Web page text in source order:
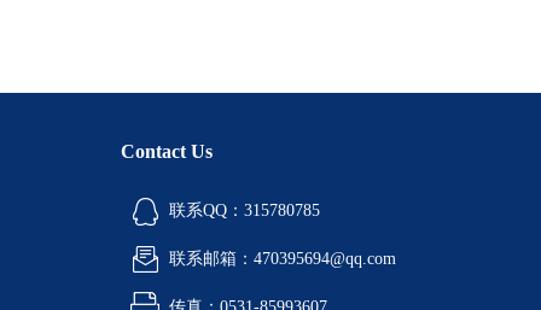
Contact Us
联系QQ：315780785
联系邮箱：470395694@qq.com